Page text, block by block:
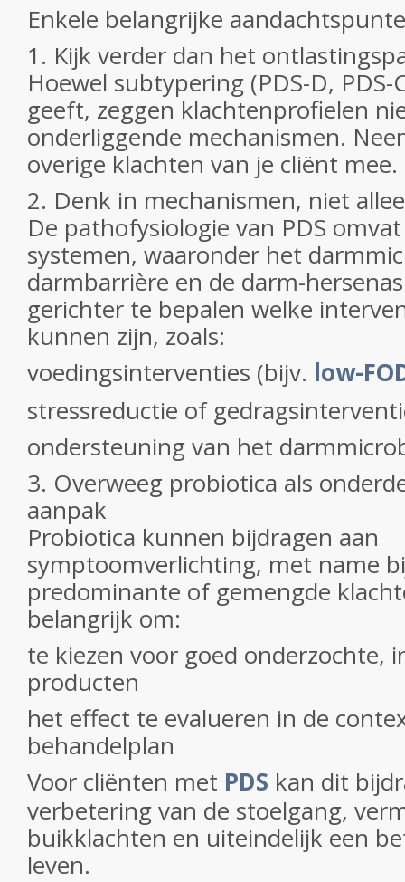
Enkele belangrijke
1. Kijk verder dan het
Hoewel subtypering (PDS-D, PDS-
geeft, zeggen klachtenprofielen
onderliggende mechanismen.
overige klachten van je cliënt
2. Denk in mechanismen, niet
De pathofysiologie van PDS
systemen, waaronder het
darmbarrière en de darm-
gerichter te bepalen welke
kunnen zijn, zoals:
voedingsinterventies (bijv. low-
stressreductie of
ondersteuning van het
3. Overweeg probiotica als
aanpak
Probiotica kunnen bijdragen aan
symptoomverlichting, met name
predominante of gemengde
belangrijk om:
te kiezen voor goed onderzochte,
producten
het effect te evalueren in de
behandelplan
Voor cliënten met PDS kan dit
verbetering van de stoelgang,
buikklachten en uiteindelijk een
leven.